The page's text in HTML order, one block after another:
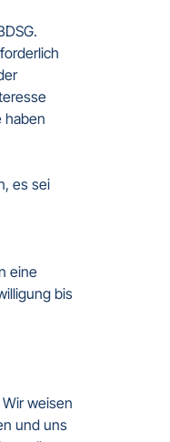
haben
es sei
eine
bis
weisen
und uns